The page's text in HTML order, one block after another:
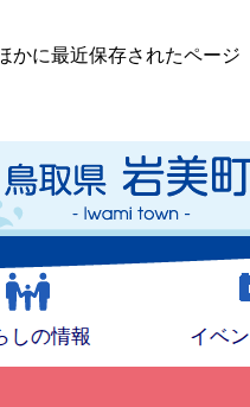
かに最近保存されたページ